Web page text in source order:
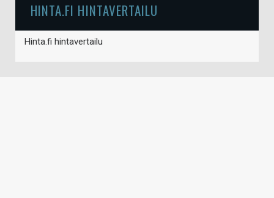
HINTA.FI HINTAVERTAILU
Hinta.fi hintavertailu